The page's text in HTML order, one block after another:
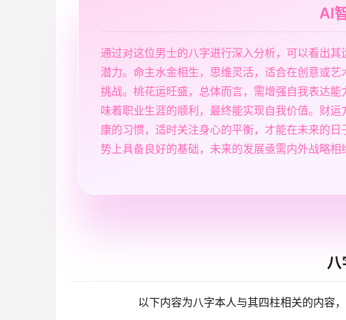
AI
通过对这位男士的八字进行深入分析，可以看出
潜力。命主水金相生，思维灵活，适合在创意或
挑战。桃花运旺盛，总体而言，需增强自我表达
味着职业生涯的顺利，最终能实现自我价值。财
康的习惯，适时关注身心的平衡，才能在未来的
势上具备良好的基础，未来的发展亟需内外战略相
八
以下内容为八字本人与其四柱相关的内容